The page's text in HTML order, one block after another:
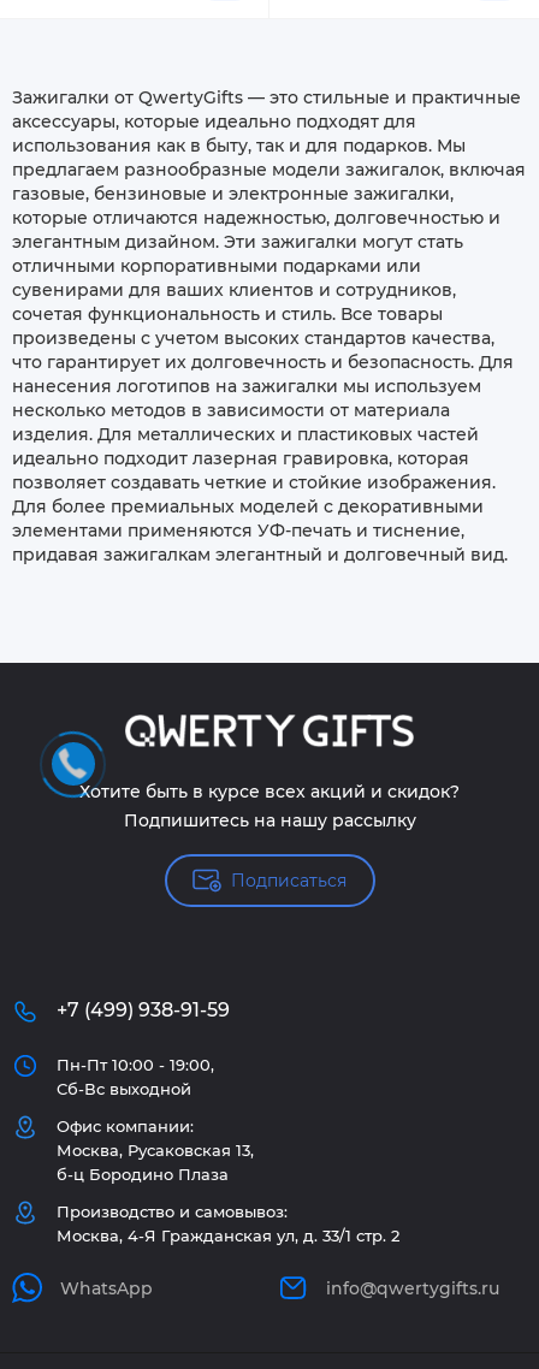
Зажигалки от QwertyGifts — это стильные и практичные
аксессуары, которые идеально подходят для
использования как в быту, так и для подарков. Мы
предлагаем разнообразные модели зажигалок, включая
газовые, бензиновые и электронные зажигалки,
которые отличаются надежностью, долговечностью и
элегантным дизайном. Эти зажигалки могут стать
отличными корпоративными подарками или
сувенирами для ваших клиентов и сотрудников,
сочетая функциональность и стиль. Все товары
произведены с учетом высоких стандартов качества,
что гарантирует их долговечность и безопасность. Для
нанесения логотипов на зажигалки мы используем
несколько методов в зависимости от материала
изделия. Для металлических и пластиковых частей
идеально подходит лазерная гравировка, которая
позволяет создавать четкие и стойкие изображения.
Для более премиальных моделей с декоративными
элементами применяются УФ-печать и тиснение,
придавая зажигалкам элегантный и долговечный вид.
Хотите быть в курсе всех акций и скидок?
Подпишитесь на нашу рассылку
Подписаться
+7 (499) 938-91-59
Пн-Пт 10:00 - 19:00,
Сб-Вс выходной
Офис компании:
Москва, Русаковская 13,
б-ц Бородино Плаза
Производство и самовывоз:
Москва, 4-Я Гражданская ул, д. 33/1 стр. 2
WhatsApp info@qwertygifts.ru